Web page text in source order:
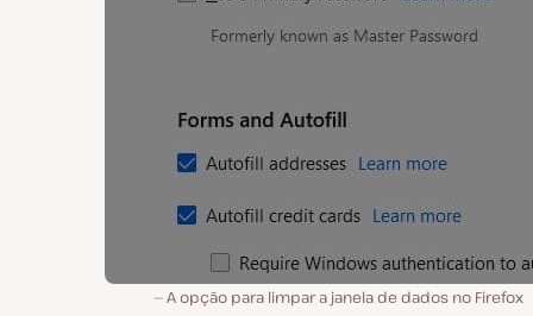
A opção para limpar a janela de dados no Firefox